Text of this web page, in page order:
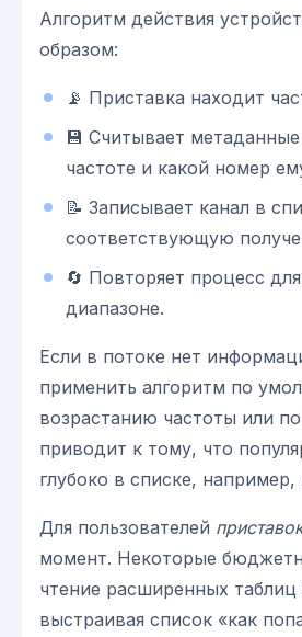
Алгоритм действия
образом:
📡 Приставка находит
💾 Считывает
частоте и какой номер
📝 Записывает канал в
соответствующую
🔄 Повторяет процесс
диапазоне.
Если в потоке нет
применить алгоритм по
возрастанию частоты или
приводит к тому, что
глубоко в списке,
Для пользователей
момент. Некоторые
чтение расширенных
выстраивая список «как